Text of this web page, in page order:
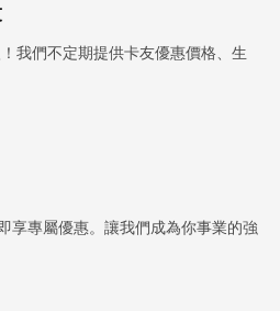
我們不定期提供卡友優惠價格、生
享專屬優惠。讓我們成為你事業的強